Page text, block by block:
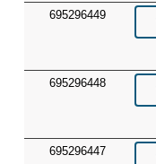
695296449
695296448
695296447